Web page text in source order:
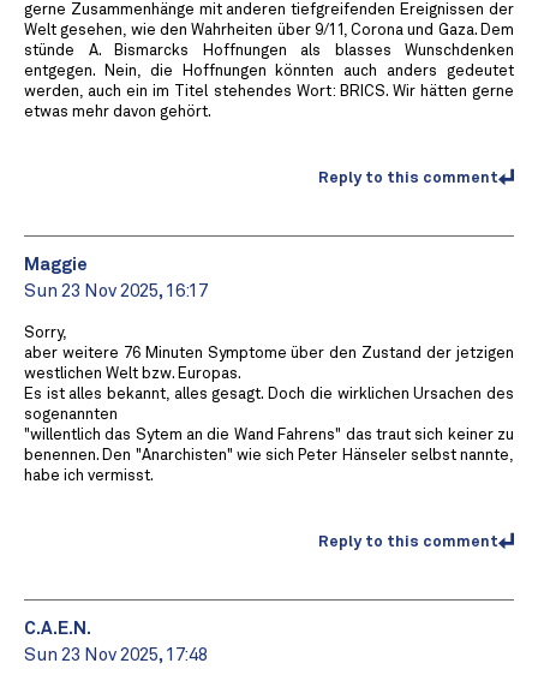
gerne Zusammenhänge mit anderen tiefgreifenden Ereignissen der
Welt gesehen, wie den Wahrheiten über 9/11, Corona und Gaza. Dem
stünde A. Bismarcks Hoffnungen als blasses Wunschdenken
entgegen. Nein, die Hoffnungen könnten auch anders gedeutet
werden, auch ein im Titel stehendes Wort: BRICS. Wir hätten gerne
etwas mehr davon gehört.
Reply to this comment
Maggie
Sun 23 Nov 2025, 16:17
Sorry,
aber weitere 76 Minuten Symptome über den Zustand der jetzigen
westlichen Welt bzw. Europas.
Es ist alles bekannt, alles gesagt. Doch die wirklichen Ursachen des
sogenannten
"willentlich das Sytem an die Wand Fahrens" das traut sich keiner zu
benennen. Den "Anarchisten" wie sich Peter Hänseler selbst nannte,
habe ich vermisst.
Reply to this comment
C.A.E.N.
Sun 23 Nov 2025, 17:48